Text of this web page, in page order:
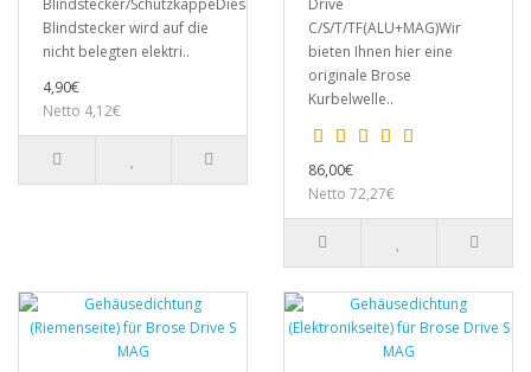
Blindstecker/SchutzkappeDieser
Blindstecker wird auf die
nicht belegten elektri..
4,90€
Netto 4,12€
Drive
C/S/T/TF(ALU+MAG)Wir
bieten Ihnen hier eine
originale Brose
Kurbelwelle..
86,00€
Netto 72,27€